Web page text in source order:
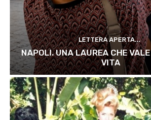
LETTERA APERTA...
NAPOLI. UNA LAUREA CHE
VITA